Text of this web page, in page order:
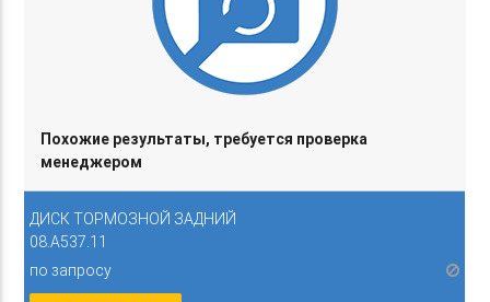
ДИСК ТОРМОЗНОЙ ЗАДНИЙ
08.A537.11
по запросу
Похожие результаты, требуется проверка
менеджером